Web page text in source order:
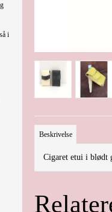
i
Beskrivelse
Cigaret etui i blødt